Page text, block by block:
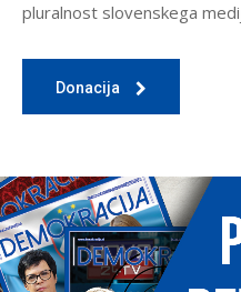
pluralnost slovenskega
Donacija